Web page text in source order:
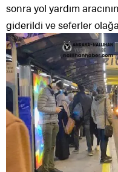
sonra yol yardım
giderildi ve seferler